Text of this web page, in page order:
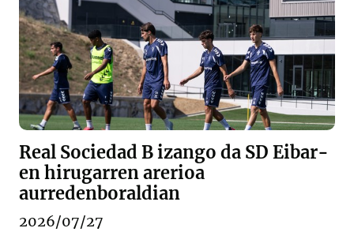
Real Sociedad B izango da SD Eibar-
en hirugarren arerioa
aurredenboraldian
2026/07/27